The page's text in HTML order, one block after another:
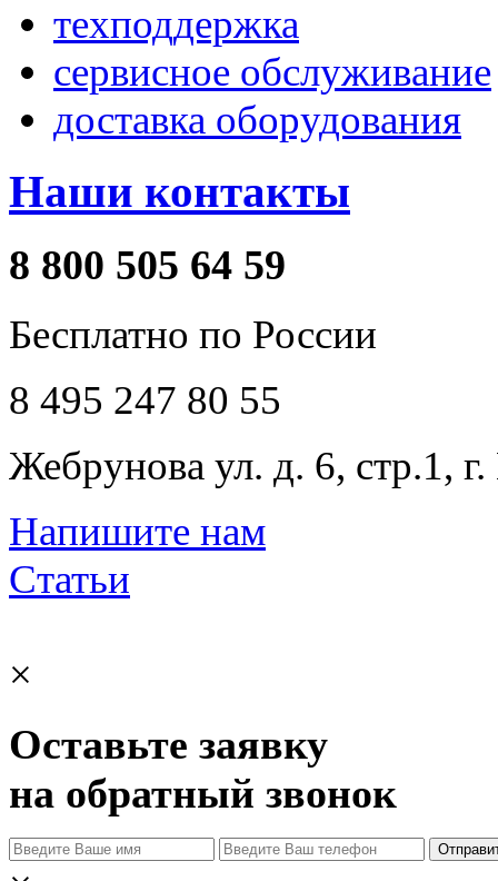
техподдержка
сервисное обслуживание
доставка оборудования
Наши контакты
8 800 505 64 59
Бесплатно по России
8 495 247 80 55
Жебрунова ул. д. 6, стр.1,
Напишите нам
Статьи
×
Оставьте заявку
на обратный звонок